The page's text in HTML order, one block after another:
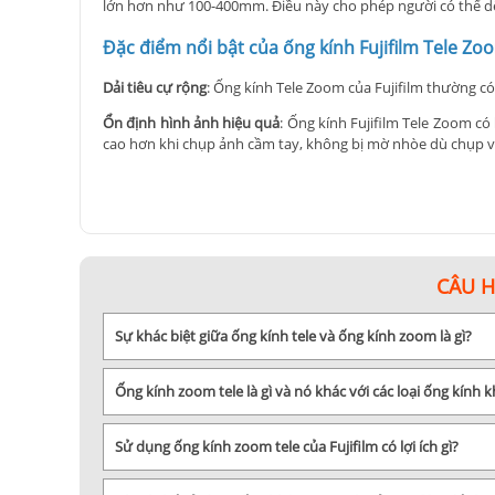
lớn hơn như 100-400mm. Điều này cho phép người có thể
Đặc điểm nổi bật của ống kính Fujifilm Tele
Dải tiêu cự rộng: Ống kính Tele Zoom của Fujifilm thường
Ổn định hình ảnh hiệu quả: Ống kính Fujifilm Tele Zoom
cao hơn khi chụp ảnh cầm tay, không bị mờ nhòe dù
: Như với mọi ống kính của
Khả năng lấy nét nhanh: Các ống kính Tele Zoom Fujifilm
dã.
này được trang bị
ngoài bằng kim loại hoặc nhựa chất lượng cao để tăng
Ứng dụng đa dạng: Ống kính Fujifilm Tele Zoom thích hợp
làm cho nó trở thành một công cụ đa năng trong bộ sưu
Tóm lại, ống kính Fujifilm Tele Zoom là một sản phẩm
yêu nhiếp ảnh. Với khả năng thu phóng ấn tượng và chất
phá và trải nghiệm ống kính Fujifilm Tele Zoom hàng đầu
CÂU
Sự khác biệt giữa ống kính tele và ống kính zoom là gì?
Ống kính zoom tele là gì và nó khác với các loại ống kính
Sử dụng ống kính zoom tele của Fujifilm có lợi ích gì?